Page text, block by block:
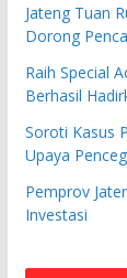
Jateng Tuan
Dorong
Raih Special
Berhasil
Soroti Kasus
Upaya
Pemprov
Investasi